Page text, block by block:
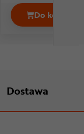
damskie
Do koszyka
Dostawa